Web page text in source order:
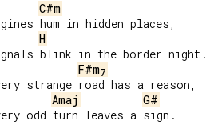
C#m
hum in hidden places,
H
blink in the border night.
F#m7
strange road has a reason,
Amaj
G#
odd turn leaves a sign.